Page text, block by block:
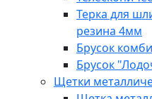
Терка для
резина 4мм
Брусок
Брусок
Щетки